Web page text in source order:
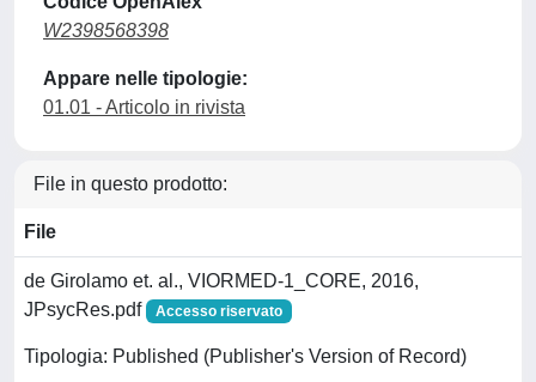
W2398568398
Appare nelle tipologie:
01.01 - Articolo in rivista
File in questo prodotto:
File
de Girolamo et. al., VIORMED-1_CORE, 2016,
JPsycRes.pdf
Accesso riservato
Tipologia: Published (Publisher's Version of Record)